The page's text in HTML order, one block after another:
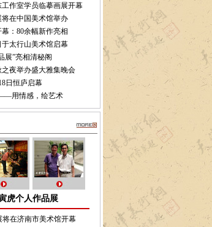
作室学员临摹画展开幕
在中国美术馆举办
：80余幅新作亮相
太行山美术馆启幕
展”亮相清秘阁
夜举办盛大雅集晚会
日恒庐启幕
用情感，绘艺术
虎个人作品展
在济南市美术馆开幕